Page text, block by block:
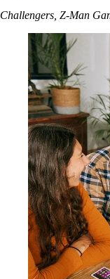
Challengers, Z-Man